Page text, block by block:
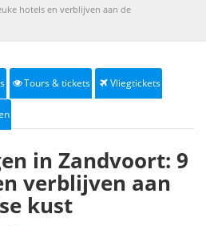
hotels en verblijven aan de
Tours & tickets Vliegtickets
in Zandvoort: 9
verblijven aan
kust